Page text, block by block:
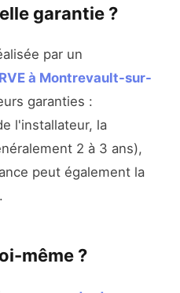
garantie ?
par un
à Montrevault-sur-
garanties :
l'installateur, la
2 à 3 ans),
peut également la
même ?